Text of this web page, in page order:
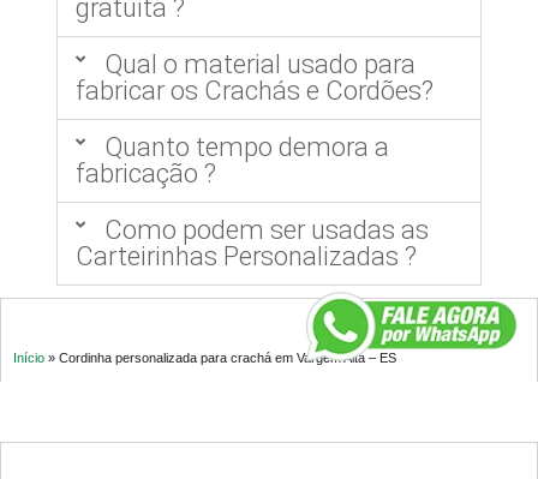
gratuita ?
Qual o material usado para
fabricar os Crachás e Cordões?
Quanto tempo demora a
fabricação ?
Como podem ser usadas as
Carteirinhas Personalizadas ?
Início » Cordinha personalizada para crachá em Vargem Alta – ES